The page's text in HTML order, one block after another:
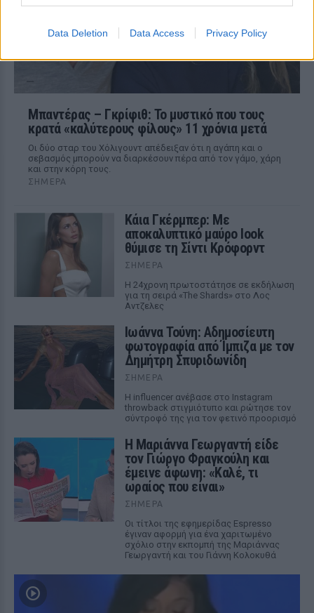
Data Deletion Data Access Privacy Policy
Μπαντέρας – Γκρίφιθ: Το μυστικό που τους
κρατά «καλύτερους φίλους» 11 χρόνια μετά
Οι δύο σταρ του Χόλιγουντ απέδειξαν ότι η αγάπη και ο
σεβασμός μπορούν να διαρκέσουν πέρα από τον γάμο, χάρη
και στην κόρη τους.
ΣΉΜΕΡΑ
Κάια Γκέρμπερ: Με
αποκαλυπτικό μαύρο look
θύμισε τη Σίντι Κρόφορντ
ΣΉΜΕΡΑ
Η 24χρονη πρωτοστάτησε σε εκδήλωση
για τη σειρά «The Shards» στο Λος
Αντζελες
Ιωάννα Τούνη: Αδημοσίευτη
φωτογραφία από Ίμπιζα με τον
Δημήτρη Σπυριδωνίδη
ΣΉΜΕΡΑ
Η influencer ανέβασε στο Instagram
throwback στιγμιότυπο και ρώτησε τον
σύντροφό της για τον φετινό προορισμό
Η Μαριάννα Γεωργαντή είδε
τον Γιώργο Φραγκούλη και
έμεινε άφωνη: «Καλέ, τι
ωραίος που είναι»
ΣΉΜΕΡΑ
Οι τίτλοι της εφημερίδας Espresso
έγιναν αφορμή για ένα χαριτωμένο
σχόλιο στην εκπομπή της Μαριάννας
Γεωργαντή και του Γιάννη Κολοκυθά